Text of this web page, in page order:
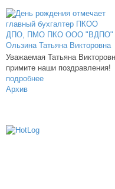
Уважаемая Татьяна
примите наши поздравления!
подробнее
Архив